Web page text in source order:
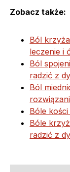
Zobacz także:
Ból
leczenie i
Ból
radzić z
Ból
Bóle
Bóle
radzić z